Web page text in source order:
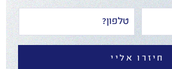
חיזרו אליי